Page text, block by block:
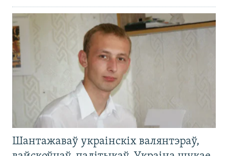
Шантажаваў украінскіх валянтэраў,